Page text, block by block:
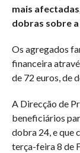
mais
dobras sobre
Os agregados
financeira
de 72 euros, de
A Direcção de
beneficiários
dobra 24, e que
terça-feira 8 de